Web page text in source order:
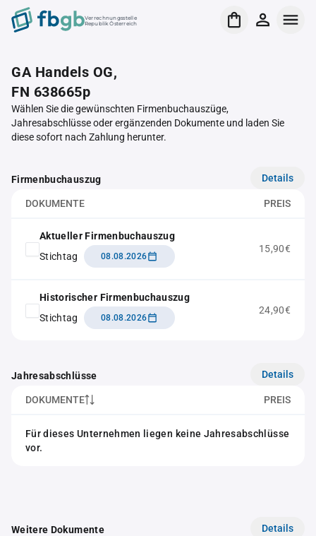
Verrechnungsstelle
Republik Österreich
GA Handels OG,
FN 638665p
Wählen Sie die gewünschten Firmenbuchauszüge,
Jahresabschlüsse oder ergänzenden Dokumente und laden Sie
diese sofort nach Zahlung herunter.
Firmenbuchauszug Details
DOKUMENTE PREIS
Aktueller Firmenbuchauszug
Stichtag
08.08.2026
15,90€
Historischer Firmenbuchauszug
Stichtag
08.08.2026
24,90€
Jahresabschlüsse Details
DOKUMENTE PREIS
Für dieses Unternehmen liegen keine Jahresabschlüsse
vor.
Weitere Dokumente Details